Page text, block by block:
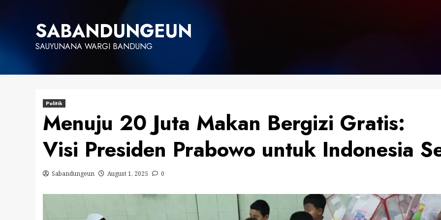
SABANDUNGEUN
SAUYUNANA WARGI BANDUNG
Politik
Menuju 20 Juta Makan Bergizi Gratis:
Visi Presiden Prabowo untuk Indonesia
Sabandungeun August 1, 2025 0